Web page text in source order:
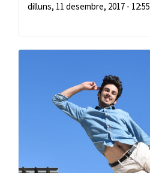
dilluns, 11 desembre, 2017 - 12:55